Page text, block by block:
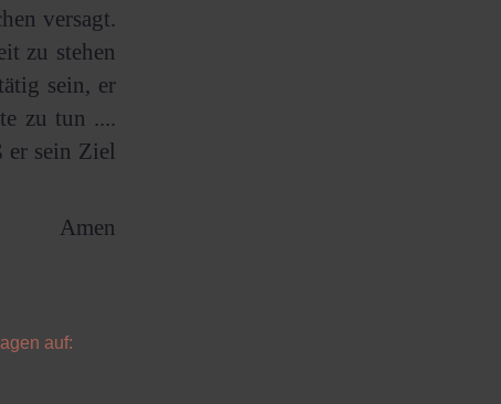
versagt.
zu stehen
sein, er
zu tun ....
er sein Ziel
Amen
auf: